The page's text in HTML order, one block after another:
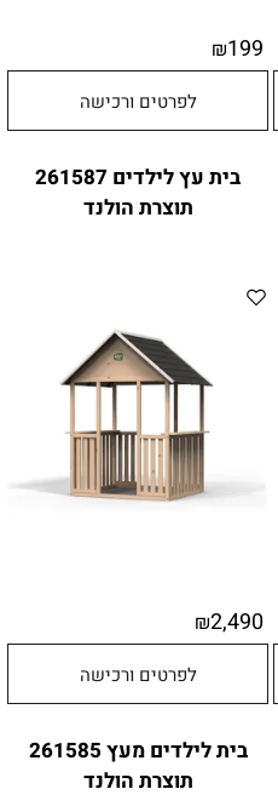
₪199
לפרטים ורכישה
בית עץ לילדים 261587
תוצרת הולנד
₪2,490
לפרטים ורכישה
בית לילדים מעץ 261585
תוצרת הולנד